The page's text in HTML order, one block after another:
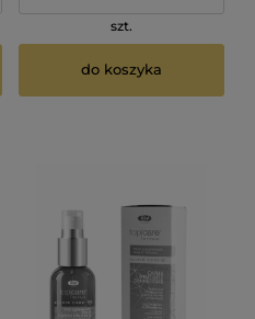
szt.
do koszyka